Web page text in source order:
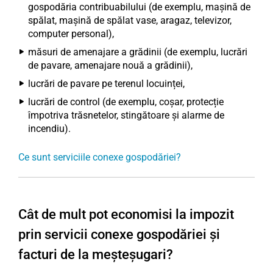
gospodăria contribuabilului (de exemplu, mașină de
spălat, mașină de spălat vase, aragaz, televizor,
computer personal),
măsuri de amenajare a grădinii (de exemplu, lucrări
de pavare, amenajare nouă a grădinii),
lucrări de pavare pe terenul locuinței,
lucrări de control (de exemplu, coșar, protecție
împotriva trăsnetelor, stingătoare și alarme de
incendiu).
Ce sunt serviciile conexe gospodăriei?
Cât de mult pot economisi la impozit
prin servicii conexe gospodăriei și
facturi de la meșteșugari?